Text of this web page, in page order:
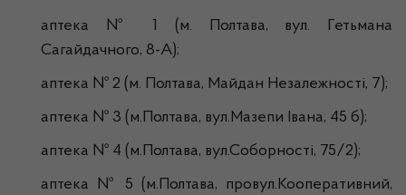
аптека № 1 (м. Полтава, вул. Гетьмана
Сагайдачного, 8-А);
аптека № 2 (м. Полтава, Майдан Незалежності, 7);
аптека № 3 (м.Полтава, вул.Мазепи Івана, 45 б);
аптека № 4 (м.Полтава, вул.Соборності, 75/2);
аптека № 5 (м.Полтава, провул.Кооперативний,